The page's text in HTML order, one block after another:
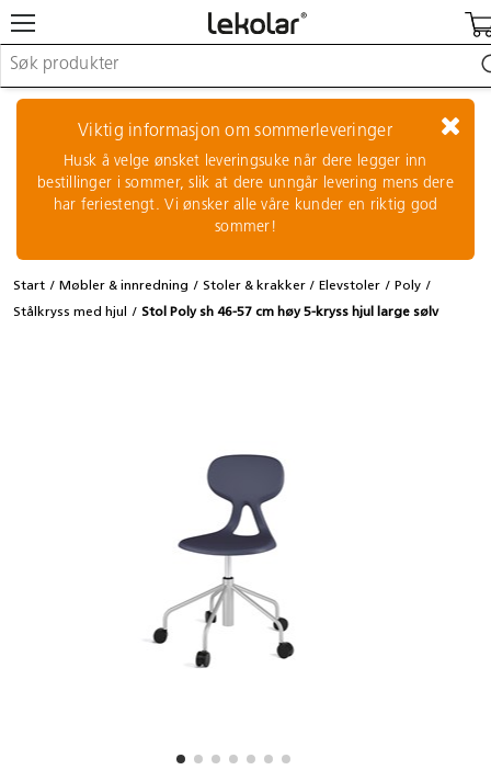
Lekeplassutstyr & utemiljø
Kunst & håndverk
Leker & sykler
Pedagogisk materiell
Barnevogner & småbarnsutstyr
Logge inn / registrere meg
Viktig informasjon om sommerleveringer
Husk å velge ønsket leveringsuke når dere legger inn
bestillinger i sommer, slik at dere unngår levering mens dere
har feriestengt. Vi ønsker alle våre kunder en riktig god
sommer!
Start Møbler & innredning Stoler & krakker Elevstoler
Poly
Stålkryss med hjul
Stol Poly sh 46-57 cm høy 5-kryss hjul large sølv